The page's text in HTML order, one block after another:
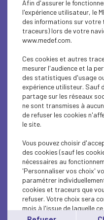
SOCIAL
CSR
PARITY-DIVERSITY
ECONOMY
ECONOMY
MEDEF LIFE
MEDEF LIFE
MEDEF LIFE
ECONOMY
Afin d'assurer le
l'expérience utilisateur, le
des informations sur votre
traceurs) lors de votre
www.medef.com.
Ces cookies et autres
mesurer l'audience et la
des statistiques d'usage
expérience utilisteur. Sauf
partage sur les réseaux
ne sont transmises à
de refuser les cookies
le site.
Vous pouvez choisir
des cookies (sauf les
nécessaires au
'Personnaliser vos choix'
paramétrer
cookies et traceurs que
refuser. Votre choix sera
mois à l'issue de laquelle
affiché..